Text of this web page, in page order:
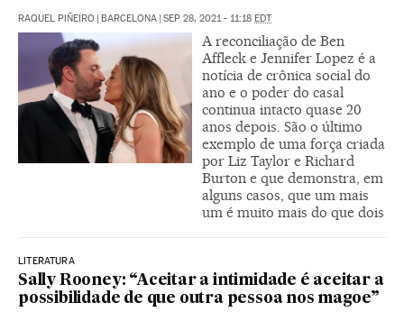
RAQUEL PIÑEIRO BARCELONA SEP 28, 2021 - 11:18 EDT
A reconciliação de Ben
Affleck e Jennifer Lopez é a
notícia de crônica social do
ano e o poder do casal
continua intacto quase 20
anos depois. São o último
exemplo de uma força criada
por Liz Taylor e Richard
Burton e que demonstra, em
alguns casos, que um mais
um é muito mais do que dois
LITERATURA
Sally Rooney: “Aceitar a intimidade é aceitar a
possibilidade de que outra pessoa nos magoe”